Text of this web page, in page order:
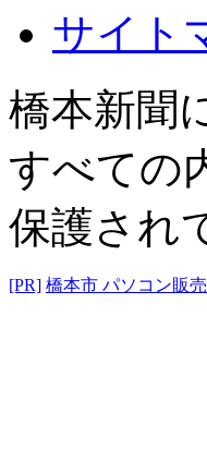
サイト
橋本新聞
すべての
保護され
[PR] 橋本市 パソコン販